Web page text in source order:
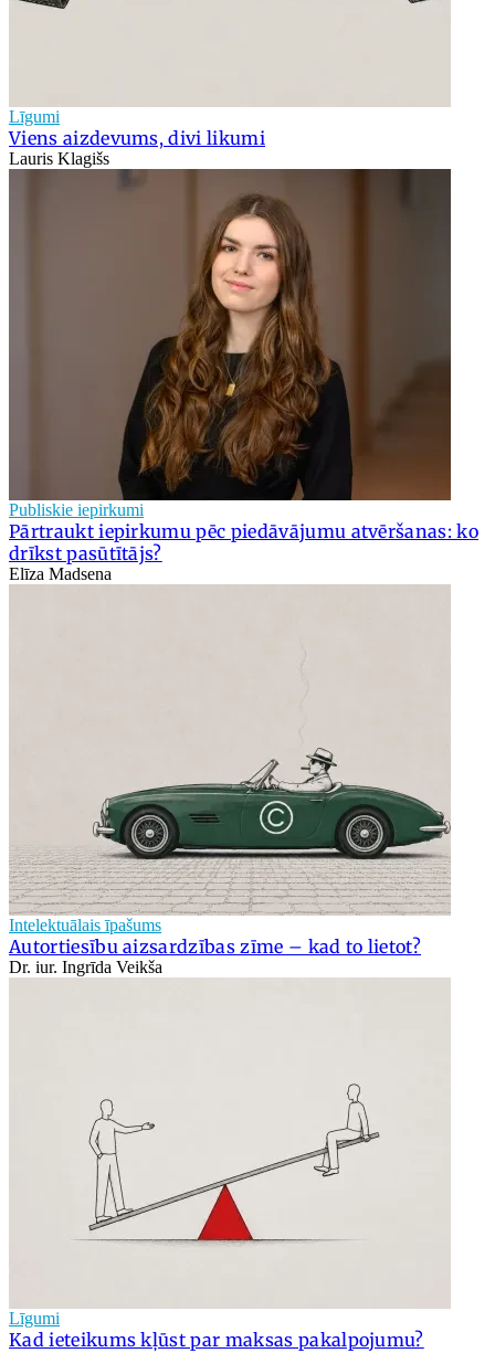
Līgumi
Viens aizdevums, divi likumi
Lauris Klagišs
Publiskie iepirkumi
Pārtraukt iepirkumu pēc piedāvājumu atvēršanas: ko
drīkst pasūtītājs?
Elīza Madsena
Intelektuālais īpašums
Autortiesību aizsardzības zīme – kad to lietot?
Dr. iur. Ingrīda Veikša
Līgumi
Kad ieteikums kļūst par maksas pakalpojumu?